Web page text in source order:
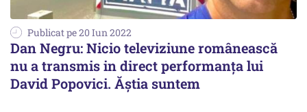
Publicat pe 20 Iun 2022
Dan Negru: Nicio televiziune românească
nu a transmis in direct performanța lui
David Popovici. Ăștia suntem